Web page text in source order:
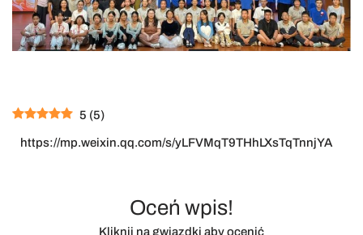
5 (5)
https://mp.weixin.qq.com/s/yLFVMqT9THhLXsTqTnnjYA
Oceń wpis!
Kliknij na gwiazdki aby ocenić